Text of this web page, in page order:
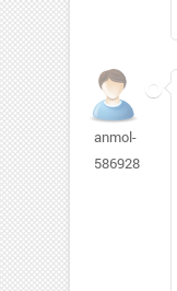
anmol-
586928